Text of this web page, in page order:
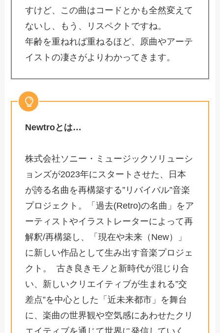
すけど、この曲はコードとかも全然変えて
ないし、もう、リスペクトですね。
年齢を重ねれば重ねるほど、原曲やアーテ
イストの凄さがよりわかってきます。
Newtroとは…
株式会社ソニー・ミュージックソリューシ
ョンズが2023年にスタートさせた、日本
が誇る名曲を再構築する”リバイバル”音楽
プロジェクト。「過去(Retro)の名曲」をア
ーティストやイラストレーターによって再
解釈/再構築し、「現在や未来（New）」
に新しい作品として生み出す音楽プロジェ
クト。 古き良きモノと新時代が混じり合
い、新しいクリエイティブが生まれる”交
差点”を中心とした「近未来都市」を舞台
に、楽曲の世界観や空気感にあわせたクリ